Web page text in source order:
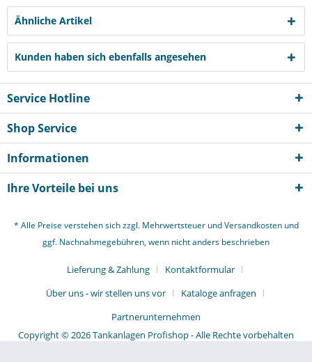
Ähnliche Artikel
Kunden haben sich ebenfalls angesehen
Service Hotline
Shop Service
Informationen
Ihre Vorteile bei uns
* Alle Preise verstehen sich zzgl. Mehrwertsteuer undVersandkostenund
ggf. Nachnahmegebühren, wenn nicht anders beschrieben
Lieferung & Zahlung
Kontaktformular
Über uns - wir stellen uns vor
Kataloge anfragen
Partnerunternehmen
Copyright © 2026 Tankanlagen Profishop - Alle Rechte vorbehalten